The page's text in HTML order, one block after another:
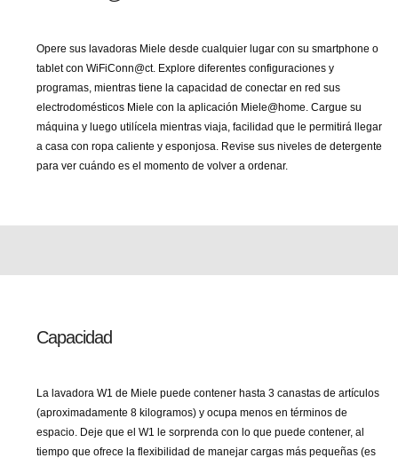
Opere sus lavadoras Miele desde cualquier lugar con su smartphone o
tablet con WiFiConn@ct. Explore diferentes configuraciones y
programas, mientras tiene la capacidad de conectar en red sus
electrodomésticos Miele con la aplicación Miele@home. Cargue su
máquina y luego utilícela mientras viaja, facilidad que le permitirá llegar
a casa con ropa caliente y esponjosa. Revise sus niveles de detergente
para ver cuándo es el momento de volver a ordenar.
Capacidad
La lavadora W1 de Miele puede contener hasta 3 canastas de artículos
(aproximadamente 8 kilogramos) y ocupa menos en términos de
espacio. Deje que el W1 le sorprenda con lo que puede contener, al
tiempo que ofrece la flexibilidad de manejar cargas más pequeñas (es